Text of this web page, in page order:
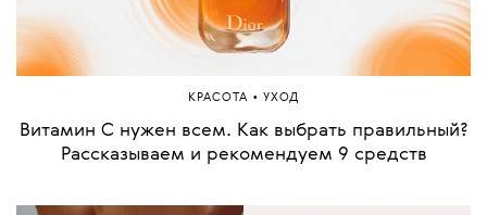
КРАСОТА • УХОД
Витамин С нужен всем. Как выбрать правильный?
Рассказываем и рекомендуем 9 средств